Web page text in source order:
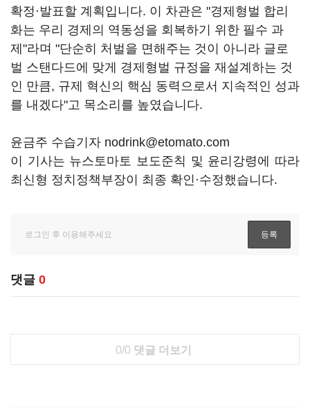
확정·발표할 계획입니다. 이 차관은 "경제형벌 합리
화는 우리 경제의 역동성을 회복하기 위한 필수 과
제"라며 "단순히 처벌을 면해주는 것이 아니라 글로
벌 스탠다드에 맞게 경제형벌 규정을 재설계하는 것
인 만큼, 규제 혁신의 핵심 동력으로서 지속적인 성과
를 내겠다"고 목소리를 높였습니다.
윤금주 수습기자 nodrink@etomato.com
이 기사는 뉴스토마토 보도준칙 및 윤리강령에 따라
최신형 정치정책부장이 최종 확인·수정했습니다.
댓글 0
0/0 댓글 더보기